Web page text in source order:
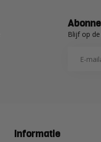
Blijf op
Informatie